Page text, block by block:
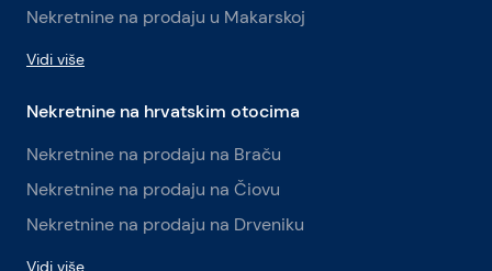
Nekretnine na prodaju u Makarskoj
Vidi više
Nekretnine na hrvatskim otocima
Nekretnine na prodaju na Braču
Nekretnine na prodaju na Čiovu
Nekretnine na prodaju na Drveniku
Vidi više